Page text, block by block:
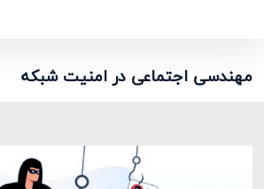
مهندسی اجتماعی در امنیت شبکه